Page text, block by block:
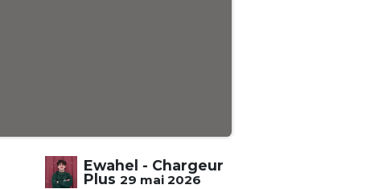
Ewahel - Chargeur
Plus 29 mai 2026